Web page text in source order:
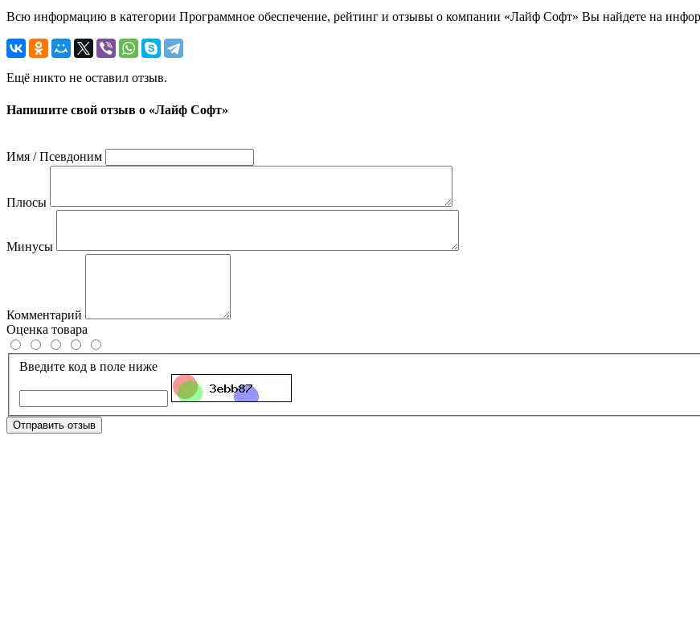
Всю информацию в категории Программное обеспечение, рейтинг и отзывы о компании «Лайф Софт» Вы найдете на
Ещё никто не оставил отзыв.
Напишите свой отзыв о «Лайф Софт»
Имя / Псевдоним
Плюсы
Минусы
Комментарий
Оценка товара
Введите код в поле ниже
Отправить отзыв